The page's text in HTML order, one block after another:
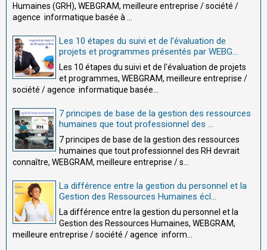
Humaines (GRH), WEBGRAM, meilleure entreprise / société /
agence informatique basée à ...
Les 10 étapes du suivi et de l'évaluation de
projets et programmes présentés par WEBG...
Les 10 étapes du suivi et de l'évaluation de projets
et programmes, WEBGRAM, meilleure entreprise /
société / agence informatique basée...
7 principes de base de la gestion des ressources
humaines que tout professionnel des ...
7 principes de base de la gestion des ressources
humaines que tout professionnel des RH devrait
connaître, WEBGRAM, meilleure entreprise / s...
La différence entre la gestion du personnel et la
Gestion des Ressources Humaines écl...
La différence entre la gestion du personnel et la
Gestion des Ressources Humaines, WEBGRAM,
meilleure entreprise / société / agence inform...